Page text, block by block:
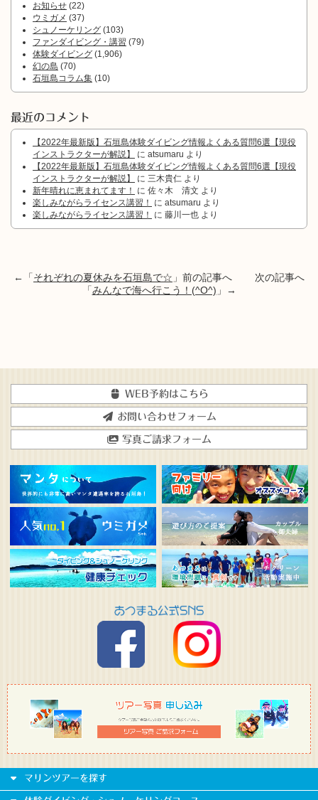
お知らせ (22)
ウミガメ (37)
シュノーケリング (103)
ファンダイビング・講習 (79)
体験ダイビング (1,906)
幻の島 (70)
石垣島コラム集 (10)
最近のコメント
【2022年最新版】石垣島体験ダイビング情報よくある質問6選【現役
インストラクターが解説】
に atsumaru より
【2022年最新版】石垣島体験ダイビング情報よくある質問6選【現役
インストラクターが解説】
に 三木貴仁 より
新年晴れに恵まれてます！
に 佐々木 清文 より
楽しみながらライセンス講習！
に atsumaru より
楽しみながらライセンス講習！
に 藤川一也 より
←「それぞれの夏休みを石垣島で☆ 」前の記事へ 次の記事へ
「みんなで海へ行こう！(^O^) 」→
WEB予約はこちら
お問い合わせフォーム
写真ご請求フォーム
マリンツアーを探す